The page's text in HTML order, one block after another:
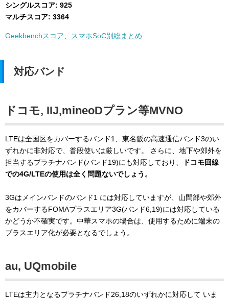
シングルスコア: 925
マルチスコア: 3364
Geekbenchスコア、スマホSoC別総まとめ
対応バンド
ドコモ, IIJ,mineoDプラン等MVNO
LTEは全国区をカバーするバンド1、東名阪の高速通信バンド3のい
ずれかに非対応で、普段使いは厳しいです。 さらに、地下や郊外を
担当するプラチナバンド(バンド19)にも対応しており、
ドコモ回線
での4G/LTEの使用は全く問題ないでしょう。
3Gはメインバンドのバンド1 には対応していますが、山間部や郊外
をカバーするFOMAプラスエリア3G(バンド6,19)には対応している
かどうか不確実です。中華スマホの場合は、使用するために端末の
プラスエリア化が必要となるでしょう。
au, UQmobile
LTEは主力となるプラチナバンド26,18のいずれかに対応して いま